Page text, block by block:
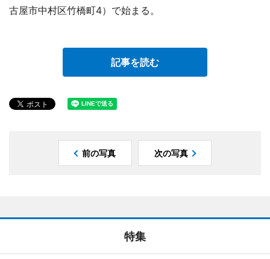
古屋市中村区竹橋町4）で始まる。
記事を読む
前の写真 次の写真
特集